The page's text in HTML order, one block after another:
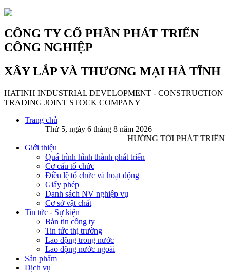
CÔNG TY CỔ PHẦN PHÁT TRIỂN
CÔNG NGHIỆP
XÂY LẮP VÀ THƯƠNG MẠI HÀ TĨNH
HATINH INDUSTRIAL DEVELOPMENT - CONSTRUCTION
TRADING JOINT STOCK COMPANY
Trang chủ
Thứ 5, ngày 6 tháng 8 năm 2026
HƯỚNG TỚI PHÁT TRIỂN
Giới thiệu
Quá trình hình thành phát triển
Cơ cấu tổ chức
Điều lệ tổ chức và hoạt động
Giấy phép
Danh sách NV nghiệp vụ
Cơ sở vật chất
Tin tức - Sự kiện
Bản tin công ty
Tin tức thị trường
Lao động trong nước
Lao động nước ngoài
Sản phẩm
Dịch vụ